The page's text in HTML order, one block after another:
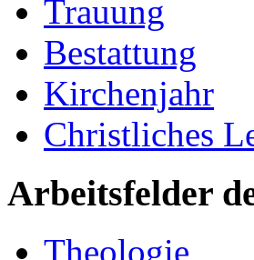
Trauung
Bestattung
Kirchenjahr
Christliches
Arbeitsfelder
Theologie